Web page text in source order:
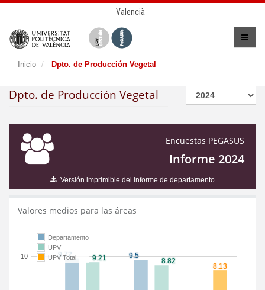
Valencià
Inicio Dpto. de Producción Vegetal
Dpto. de Producción Vegetal
Encuestas PEGASUS
Informe 2024
Versión imprimible del informe de departamento
Valores medios para las áreas
10
Departamento
UPV
UPV Total